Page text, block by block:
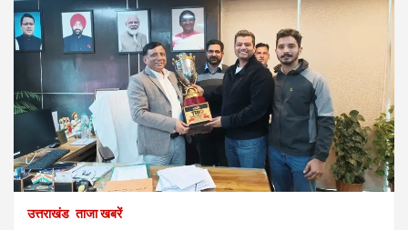
उत्तराखंड ताजा खबरें